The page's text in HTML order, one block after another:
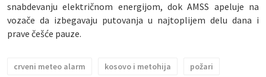
snabdevanju električnom energijom, dok AMSS apeluje na
vozače da izbegavaju putovanja u najtoplijem delu dana i
prave češće pauze.
crveni meteo alarm kosovo i metohija požari